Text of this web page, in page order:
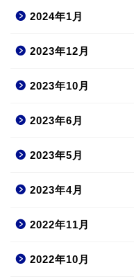
2024年1月
2023年12月
2023年10月
2023年6月
2023年5月
2023年4月
2022年11月
2022年10月